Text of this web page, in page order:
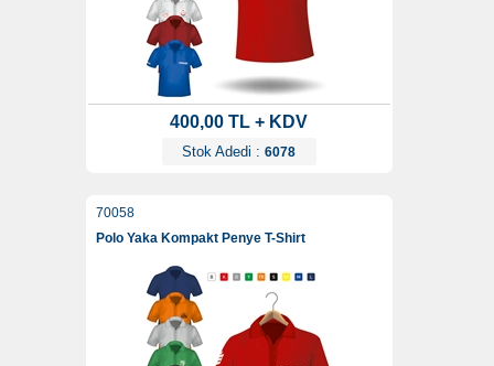
400,00 TL + KDV
Stok Adedi : 6078
70058
Polo Yaka Kompakt Penye T-Shirt